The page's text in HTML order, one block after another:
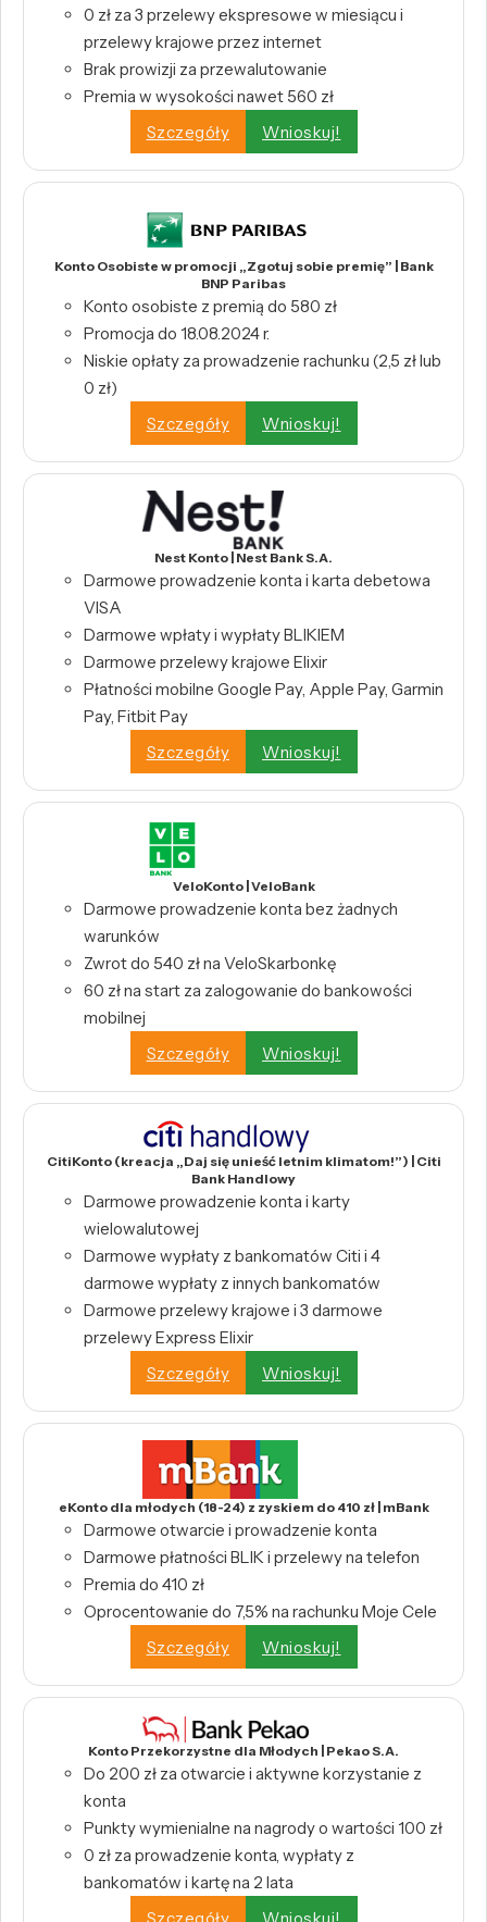
0 zł za 3 przelewy ekspresowe w miesiącu i
przelewy krajowe przez internet
Brak prowizji za przewalutowanie
Premia w wysokości nawet 560 zł
Szczegóły
Wnioskuj!
Konto Osobiste w promocji „Zgotuj sobie premię” | Bank
BNP Paribas
Konto osobiste z premią do 580 zł
Promocja do 18.08.2024 r.
Niskie opłaty za prowadzenie rachunku (2,5 zł lub
0 zł)
Szczegóły
Wnioskuj!
Nest Konto | Nest Bank S.A.
Darmowe prowadzenie konta i karta debetowa
VISA
Darmowe wpłaty i wypłaty BLIKIEM
Darmowe przelewy krajowe Elixir
Płatności mobilne Google Pay, Apple Pay, Garmin
Pay, Fitbit Pay
Szczegóły
Wnioskuj!
VeloKonto | VeloBank
Darmowe prowadzenie konta bez żadnych
warunków
Zwrot do 540 zł na VeloSkarbonkę
60 zł na start za zalogowanie do bankowości
mobilnej
Szczegóły
Wnioskuj!
CitiKonto (kreacja „Daj się unieść letnim klimatom!”) | Citi
Bank Handlowy
Darmowe prowadzenie konta i karty
wielowalutowej
Darmowe wypłaty z bankomatów Citi i 4
darmowe wypłaty z innych bankomatów
Darmowe przelewy krajowe i 3 darmowe
przelewy Express Elixir
Szczegóły
Wnioskuj!
eKonto dla młodych (18-24) z zyskiem do 410 zł | mBank
Darmowe otwarcie i prowadzenie konta
Darmowe płatności BLIK i przelewy na telefon
Premia do 410 zł
Oprocentowanie do 7,5% na rachunku Moje Cele
Szczegóły
Wnioskuj!
Konto Przekorzystne dla Młodych | Pekao S.A.
Do 200 zł za otwarcie i aktywne korzystanie z
konta
Punkty wymienialne na nagrody o wartości 100 zł
0 zł za prowadzenie konta, wypłaty z
bankomatów i kartę na 2 lata